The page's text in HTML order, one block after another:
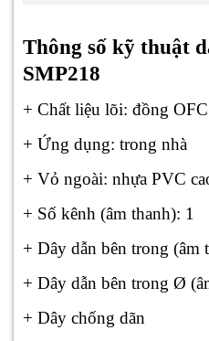
Thông số kỹ thuật
SMP218
+ Chất liệu lõi: đồng
+ Ứng dụng: trong nhà
+ Vỏ ngoài: nhựa PVC
+ Số kênh (âm thanh): 1
+ Dây dẫn bên trong (âm
+ Dây dẫn bên trong Ø
+ Dây chống dãn